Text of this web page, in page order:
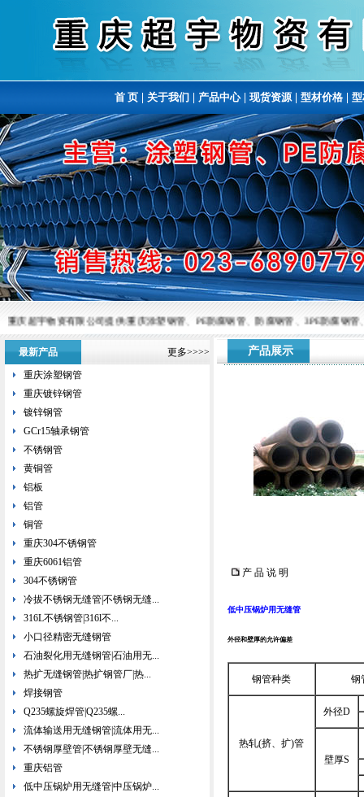
首 页 关于我们 产品中心| 现货资源| 型材价格
重庆超宇物资有限公司提供:重庆涂塑钢管、PE防腐钢管、防腐钢管、3PE防腐钢
最新产品
更多>>>>
重庆涂塑钢管
重庆镀锌钢管
镀锌钢管
GCr15轴承钢管
不锈钢管
黄铜管
铝板
铝管
铜管
重庆304不锈钢管
重庆6061铝管
304不锈钢管
冷拔不锈钢无缝管|不锈钢无缝...
316L不锈钢管|316l不...
小口径精密无缝钢管
石油裂化用无缝钢管|石油用无...
热扩无缝钢管|热扩钢管厂|热...
焊接钢管
Q235螺旋焊管|Q235螺...
流体输送用无缝钢管|流体用无...
不锈钢厚壁管|不锈钢厚壁无缝...
重庆铝管
低中压锅炉用无缝管|中压锅炉...
产品展示
产 品 说 明
低中压锅炉用无缝管
外径和壁厚的允许偏差
钢管种类 钢
热轧(挤、扩)管
外径D
壁厚S